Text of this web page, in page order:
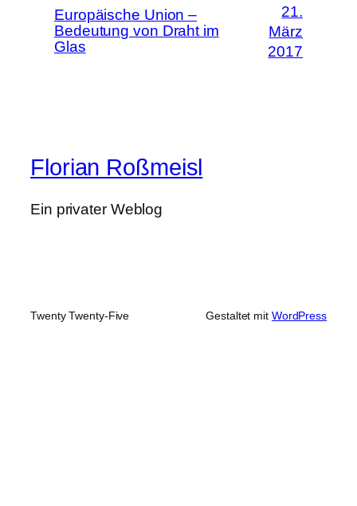
Europäische Union –
Bedeutung von Draht im
Glas
21.
März
2017
Florian Roßmeisl
Ein privater Weblog
Twenty Twenty-Five Gestaltet mit WordPress